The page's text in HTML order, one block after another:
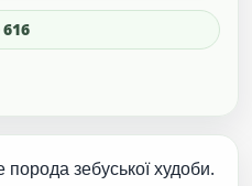
616
зебуської худоби.